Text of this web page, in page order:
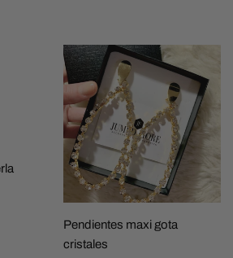
Pendientes maxi gota
cristales